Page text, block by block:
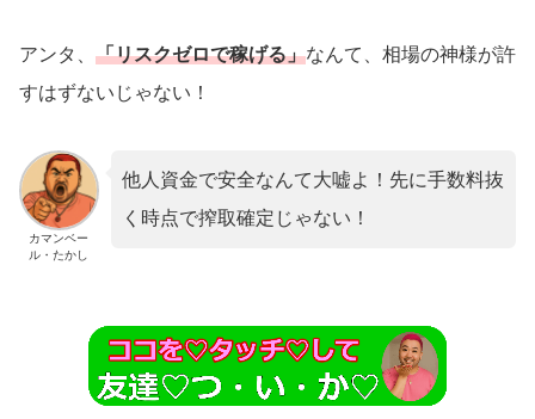
アンタ、 「リスクゼロで稼げる」なんて、相場の神様が許
すはずないじゃない！
カマンベー
ル・たかし
他人資金で安全なんて大嘘よ！先に手数料抜
く時点で搾取確定じゃない！